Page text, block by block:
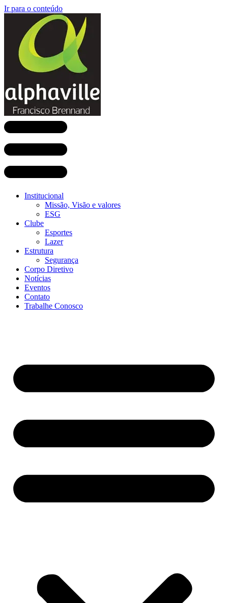
Ir para o conteúdo
Institucional
Missão, Visão e valores
ESG
Clube
Esportes
Lazer
Estrutura
Segurança
Corpo Diretivo
Notícias
Eventos
Contato
Trabalhe Conosco